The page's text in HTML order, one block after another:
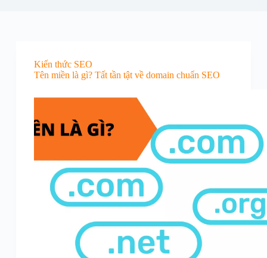
Kiến thức SEO
Tên miền là gì? Tất tần tật về domain chuẩn SEO